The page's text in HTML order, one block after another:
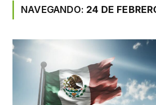
NAVEGANDO: 24 DE